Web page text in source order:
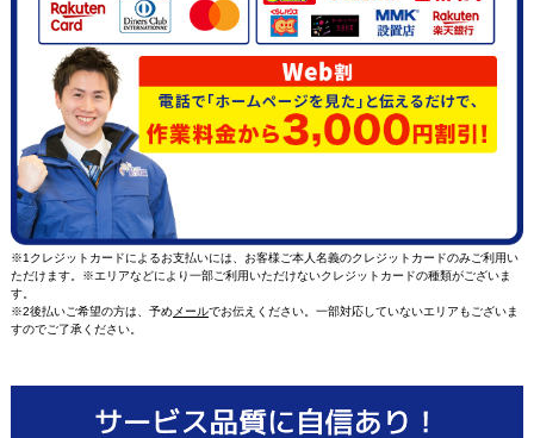
※1クレジットカードによるお支払いには、お客様ご本人名義のクレジットカードのみご利用い
ただけます。※エリアなどにより一部ご利用いただけないクレジットカードの種類がございま
す。
※2後払いご希望の方は、予めメールでお伝えください。一部対応していないエリアもございま
すのでご了承ください。